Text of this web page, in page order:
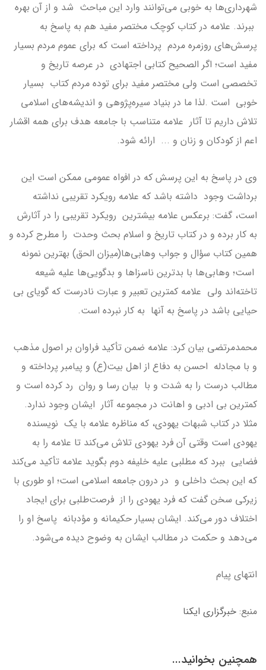
شهرداری‌ها به خوبی می‌توانند وارد این مباحث شد و از آن بهره
ببرند. علامه در کتاب کوچک مختصر مفید هم به پاسخ به
پرسش‌های روزمره مردم پرداخته است که برای عموم مردم بسیار
مفید است؛ اگر الصحیح کتابی اجتهادی در عرصه تاریخ و
تخصصی است ولی مختصر مفید برای توده مردم کتاب بسیار
خوبی است .لذا ما در بنیاد سیره‌پژوهی و اندیشه‌های اسلامی
تلاش داریم تا آثار علامه متناسب با جامعه هدف برای همه اقشار
اعم از کودکان و زنان و ... ارائه شود.
وی در پاسخ به این پرسش که در افواه عمومی ممکن است این
برداشت وجود داشته باشد که علامه رویکرد تقریبی نداشته
است، گفت: برعکس علامه بیشترین رویکرد تقریبی را در آثارش
به کار برده و در کتاب تاریخ و اسلام بحث وحدت را مطرح کرده و
همین کتاب سؤال و جواب وهابی‌ها(میزان الحق) بهترین نمونه
است؛ وهابی‌ها با بدترین ناسزاها و بدگویی‌ها علیه شیعه
تاخته‌اند ولی علامه کمترین تعبیر و عبارت نادرست که گویای بی
حیایی باشد در پاسخ به آنها به کار نبرده است.
محمدمرتضی بیان کرد: علامه ضمن تأکید فراوان بر اصول مذهب
و با مجادله احسن به دفاع از اهل بیت(ع) و پیامبر پرداخته و
مطالب درست را به شدت و با بیان رسا و روان رد کرده است و
کمترین بی ادبی و اهانت در مجموعه آثار ایشان وجود ندارد.
مثلا در کتاب شبهات یهودی، که مناظره علامه با یک نویسنده
یهودی است وقتی آن فرد یهودی تلاش می‌کند تا علامه را به
فضایی ببرد که مطلبی علیه خلیفه دوم بگوید علامه تأکید می‌کند
که این بحث داخلی و در درون جامعه اسلامی است؛ او طوری با
زیرکی سخن گفت که فرد یهودی را از فرصت‌طلبی برای ایجاد
اختلاف دور می‌کند. ایشان بسیار حکیمانه و مؤدبانه پاسخ او را
می‌دهد و حکمت در مطالب ایشان به وضوح دیده می‌شود.
انتهای پیام
منبع: خبرگزاری ایکنا
همچنین بخوانید...